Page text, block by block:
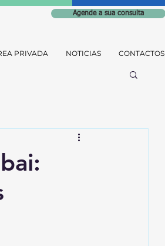
Agende a sua consulta
PRIVADA NOTICIAS CONTACTOS